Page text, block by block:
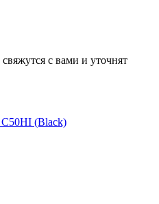
с вами и уточнят
(Black)